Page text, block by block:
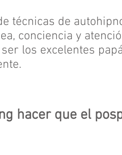
técnicas de
conciencia y
los excelentes
hacer que el